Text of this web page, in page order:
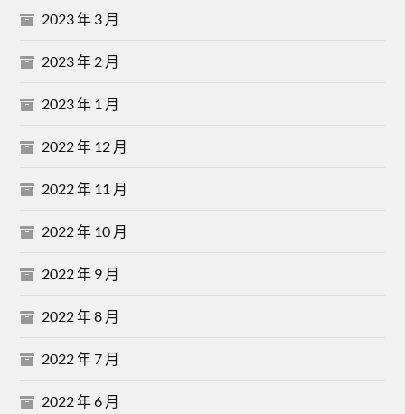
2023 年 3 月
2023 年 2 月
2023 年 1 月
2022 年 12 月
2022 年 11 月
2022 年 10 月
2022 年 9 月
2022 年 8 月
2022 年 7 月
2022 年 6 月